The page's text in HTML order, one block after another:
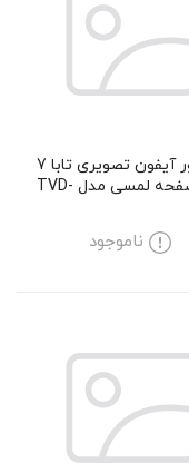
مانیتور آیفون تصویری تابا 7
اینچ صفحه لمسی مدل TVD-
ناموجود